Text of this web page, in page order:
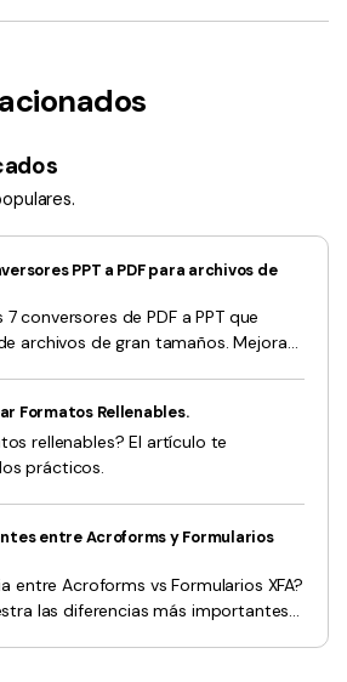
PPT a PDF para archivos de
conversores de PDF a PPT que
archivos de gran tamaños. Mejora
Formatos Rellenables.
rellenables? El artículo te
prácticos.
entre Acroforms y Formularios
entre Acroforms vs Formularios XFA?
las diferencias más importantes